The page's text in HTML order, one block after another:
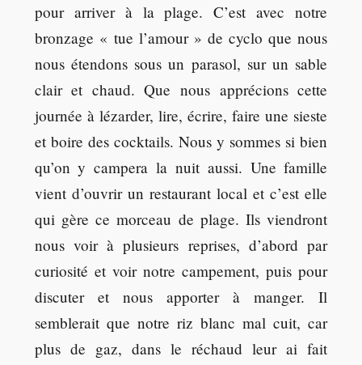
pour arriver à la plage. C’est avec notre
bronzage « tue l’amour » de cyclo que nous
nous étendons sous un parasol, sur un sable
clair et chaud. Que nous apprécions cette
journée à lézarder, lire, écrire, faire une sieste
et boire des cocktails. Nous y sommes si bien
qu’on y campera la nuit aussi. Une famille
vient d’ouvrir un restaurant local et c’est elle
qui gère ce morceau de plage. Ils viendront
nous voir à plusieurs reprises, d’abord par
curiosité et voir notre campement, puis pour
discuter et nous apporter à manger. Il
semblerait que notre riz blanc mal cuit, car
plus de gaz, dans le réchaud leur ai fait